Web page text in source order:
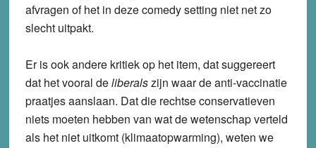
afvragen of het in deze comedy setting niet net zo
slecht uitpakt.
Er is ook andere kritiek op het item, dat suggereert
dat het vooral deliberalszijn waar de anti-vaccinatie
praatjes aanslaan. Dat die rechtse conservatieven
niets moeten hebben van wat de wetenschap verteld
als het niet uitkomt (klimaatopwarming), weten we